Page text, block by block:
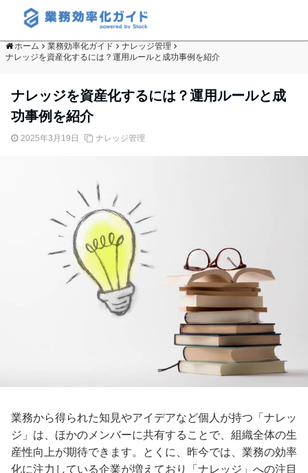
ホーム 業務効率化ガイド
ナレッジ管理
ナレッジを資産化するには？運用ルールと成功事例を紹介
ナレッジを資産化するには？運用ルールと成
功事例を紹介
2025年3月19日 ナレッジ管理
業務から得られた知見やアイデアなど個人が持つ「ナレッ
ジ」は、ほかのメンバーに共有することで、組織全体の生
産性向上が期待できます。とくに、昨今では、業務の効率
化に注力している企業が増えており「ナレッジ」への注目